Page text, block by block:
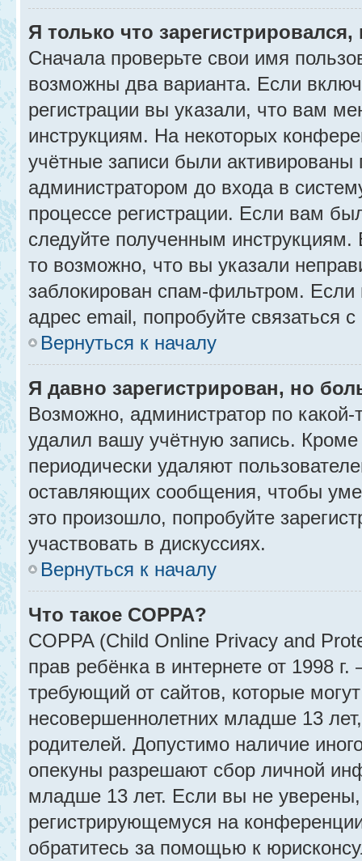
Я только что
Сначала проверьте свои имя
возможны два варианта. Если
регистрации вы указали, что вам
инструкциям. На некоторых
учётные записи были активированы
администратором до входа в
процессе регистрации. Если вам
следуйте полученным
то возможно, что вы указали
заблокирован спам-фильтром.
адрес email, попробуйте связаться
Вернуться к началу
Я давно зарегистрирован, но
Возможно, администратор по
удалил вашу учётную запись.
периодически удаляют
оставляющих сообщения, чтобы
это произошло, попробуйте
участвовать в дискуссиях.
Вернуться к началу
Что такое COPPA?
COPPA (Child Online Privacy and
прав ребёнка в интернете от 1998
требующий от сайтов, которые
несовершеннолетних младше 13
родителей. Допустимо наличие
опекуны разрешают сбор личной
младше 13 лет. Если вы не
регистрирующемуся на
обратитесь за помощью к